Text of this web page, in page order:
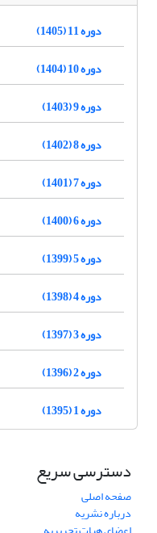
دوره 11 (1405)
دوره 10 (1404)
دوره 9 (1403)
دوره 8 (1402)
دوره 7 (1401)
دوره 6 (1400)
دوره 5 (1399)
دوره 4 (1398)
دوره 3 (1397)
دوره 2 (1396)
دوره 1 (1395)
دسترسی سریع
صفحه اصلی
درباره نشریه